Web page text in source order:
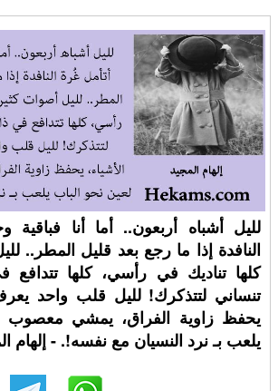
لليل أشباه أربعون.. أما أنا
النافدة إذا ما رجع بعد قليل المطر..
كلها تناديك في رأسي، كلها تتدافع
تنساني لتتذكرك! لليل قلب واحد
يحفظ زاوية الفراق، يمشي معصوب
يلعب بـ نرد النسيان مع نفسه!. - إلهام